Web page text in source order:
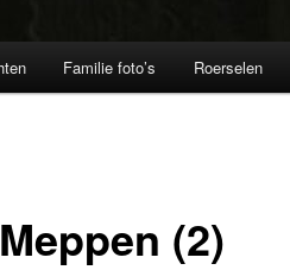
Familie foto’s Roerselen
(2)